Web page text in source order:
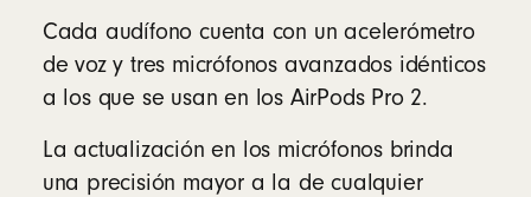
Cada audífono cuenta con un acelerómetro
de voz y tres micrófonos avanzados idénticos
a los que se usan en los AirPods Pro 2.
La actualización en los micrófonos brinda
una precisión mayor a la de cualquier